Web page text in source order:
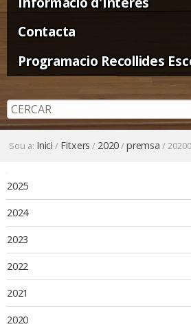
Contacta
Programacio Recollides
Sou a: Inici / Fitxers / 2020/premsa /
2025
2024
2023
2022
2021
2020